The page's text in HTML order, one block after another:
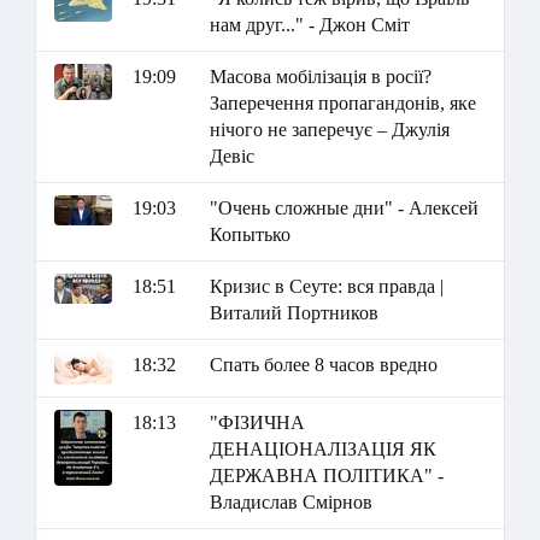
нам друг..." - Джон Сміт
19:09
Масова мобілізація в росії?
Заперечення пропагандонів, яке
нічого не заперечує – Джулія
Девіс
19:03
"Очень сложные дни" - Алексей
Копытько
18:51
Кризис в Сеуте: вся правда |
Виталий Портников
18:32 Спать более 8 часов вредно
18:13
"ФІЗИЧНА
ДЕНАЦІОНАЛІЗАЦІЯ ЯК
ДЕРЖАВНА ПОЛІТИКА" -
Владислав Смірнов